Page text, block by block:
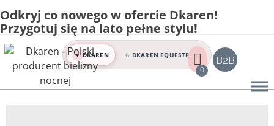
Odkryj co nowego w ofercie Dkaren!
Przygotuj się na lato pełne stylu!
♥ DKAREN ♘ DKAREN EQUESTRIAN
0
B2B
Home
Sklep
Komplety bielizny damskiej
KOMPLET HORTENSJA